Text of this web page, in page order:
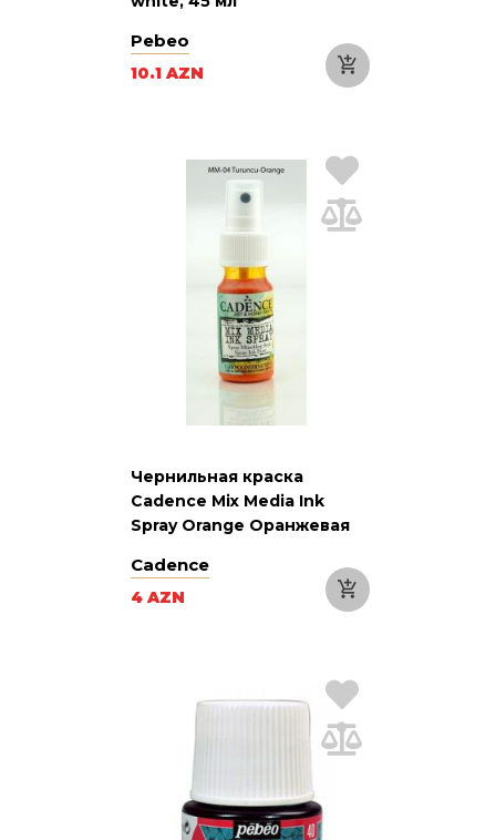
Pebeo
10.1 AZN
Чернильная краска
Cadence Mix Media Ink
Spray Orange Оранжевая
Cadence
4 AZN